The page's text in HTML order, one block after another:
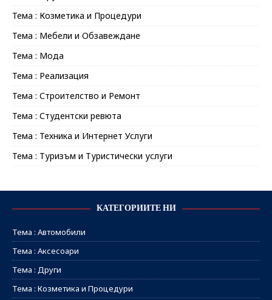
Тема : Козметика и Процедури
Тема : Мебели и Обзавеждане
Тема : Мода
Тема : Реализация
Тема : Строителство и Ремонт
Тема : Студентски ревюта
Тема : Техника и Интернет Услуги
Тема : Туризъм и Туристически услуги
КАТЕГОРИИТЕ НИ
Тема : Автомобили
Тема : Аксесоари
Тема : Други
Тема : Козметика и Процедури